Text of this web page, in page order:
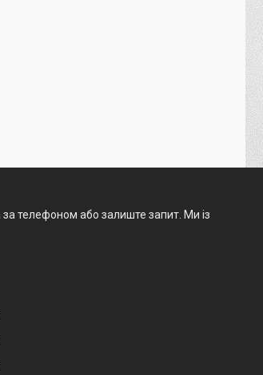
телефоном або залиште запит. Ми із